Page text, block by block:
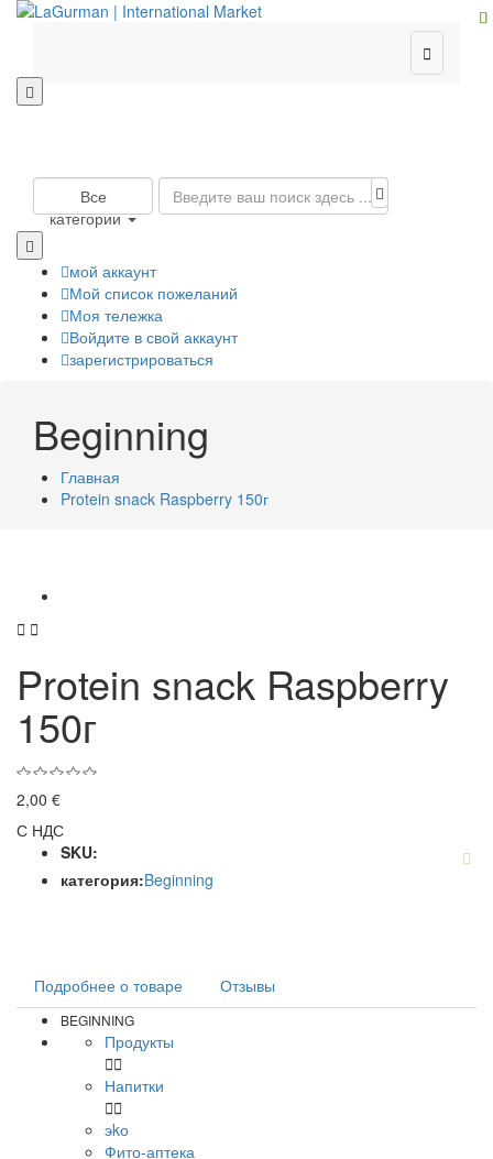

Все
категории
мой аккаунт
Мой список пожеланий
Моя тележка
Войдите в свой аккаунт
зарегистрироваться
Beginning
Главная
Protein snack Raspberry 150г
 
Protein snack Raspberry
150г
2,00 €
С НДС
SKU:
категория:Beginning
Подробнее о товаре Отзывы
BEGINNING
Продукты

Напитки

эkо
Фито-аптека